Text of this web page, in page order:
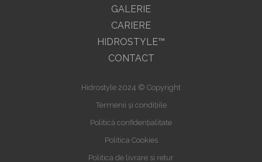
GALERIE
CARIERE
HIDROSTYLE™
CONTACT
Hidrostyle 2024 © Copyright
Termenii și condițiile
Politică confidențialitate
Politica Cookies
Politica de livrare si retur